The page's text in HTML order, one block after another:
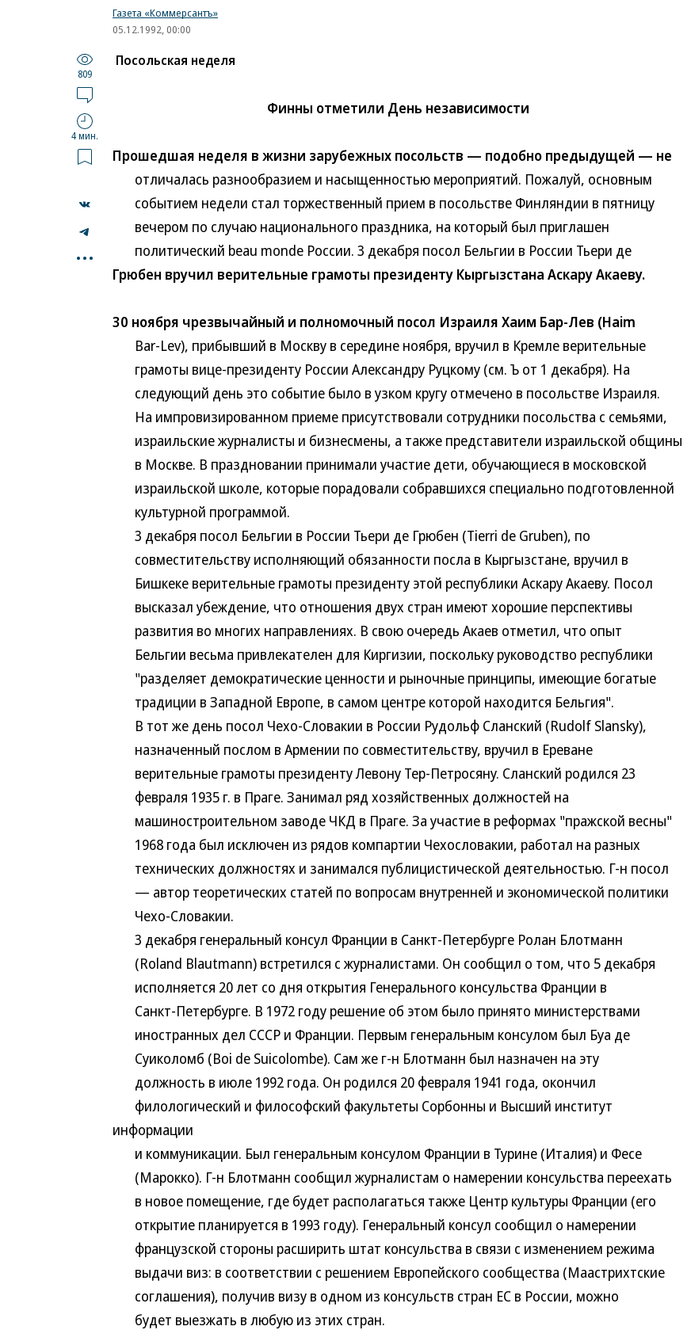
Газета «Коммерсантъ»
05.12.1992, 00:00
809
4 мин.
...
Посольская неделя
Финны отметили День независимости
Прошедшая неделя в жизни зарубежных посольств — подобно предыдущей — не
отличалась разнообразием и насыщенностью мероприятий. Пожалуй, основным
событием недели стал торжественный прием в посольстве Финляндии в пятницу
вечером по случаю национального праздника, на который был приглашен
политический beau monde России. 3 декабря посол Бельгии в России Тьери де
Грюбен вручил верительные грамоты президенту Кыргызстана Аскару Акаеву.
30 ноября чрезвычайный и полномочный посол Израиля Хаим Бар-Лев (Haim
Bar-Lev), прибывший в Москву в середине ноября, вручил в Кремле верительные
грамоты вице-президенту России Александру Руцкому (см. Ъ от 1 декабря). На
следующий день это событие было в узком кругу отмечено в посольстве Израиля.
На импровизированном приеме присутствовали сотрудники посольства с семьями,
израильские журналисты и бизнесмены, а также представители израильской общины
в Москве. В праздновании принимали участие дети, обучающиеся в московской
израильской школе, которые порадовали собравшихся специально подготовленной
культурной программой.
3 декабря посол Бельгии в России Тьери де Грюбен (Tierri de Gruben), по
совместительству исполняющий обязанности посла в Кыргызстане, вручил в
Бишкеке верительные грамоты президенту этой республики Аскару Акаеву. Посол
высказал убеждение, что отношения двух стран имеют хорошие перспективы
развития во многих направлениях. В свою очередь Акаев отметил, что опыт
Бельгии весьма привлекателен для Киргизии, поскольку руководство республики
"разделяет демократические ценности и рыночные принципы, имеющие богатые
традиции в Западной Европе, в самом центре которой находится Бельгия".
В тот же день посол Чехо-Словакии в России Рудольф Сланский (Rudolf Slansky),
назначенный послом в Армении по совместительству, вручил в Ереване
верительные грамоты президенту Левону Тер-Петросяну. Сланский родился 23
февраля 1935 г. в Праге. Занимал ряд хозяйственных должностей на
машиностроительном заводе ЧКД в Праге. За участие в реформах "пражской весны"
1968 года был исключен из рядов компартии Чехословакии, работал на разных
технических должностях и занимался публицистической деятельностью. Г-н посол
— автор теоретических статей по вопросам внутренней и экономической политики
Чехо-Словакии.
3 декабря генеральный консул Франции в Санкт-Петербурге Ролан Блотманн
(Roland Blautmann) встретился с журналистами. Он сообщил о том, что 5 декабря
исполняется 20 лет со дня открытия Генерального консульства Франции в
Санкт-Петербурге. В 1972 году решение об этом было принято министерствами
иностранных дел СССР и Франции. Первым генеральным консулом был Буа де
Суиколомб (Boi de Suicolombe). Сам же г-н Блотманн был назначен на эту
должность в июле 1992 года. Он родился 20 февраля 1941 года, окончил
филологический и философский факультеты Сорбонны и Высший институт
информации
и коммуникации. Был генеральным консулом Франции в Турине (Италия) и Фесе
(Марокко). Г-н Блотманн сообщил журналистам о намерении консульства переехать
в новое помещение, где будет располагаться также Центр культуры Франции (его
открытие планируется в 1993 году). Генеральный консул сообщил о намерении
французской стороны расширить штат консульства в связи с изменением режима
выдачи виз: в соответствии с решением Европейского сообщества (Маастрихтские
соглашения), получив визу в одном из консульств стран ЕС в России, можно
будет выезжать в любую из этих стран.